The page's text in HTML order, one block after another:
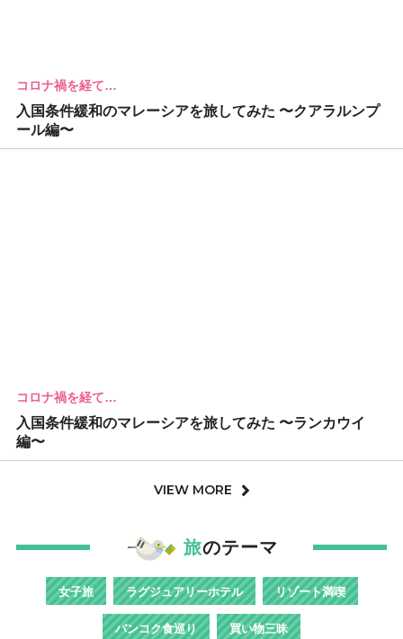
コロナ禍を経て…
入国条件緩和のマレーシアを旅してみた 〜クアラルンプ
ール編〜
コロナ禍を経て…
入国条件緩和のマレーシアを旅してみた 〜ランカウイ
編〜
VIEW MORE
旅のテーマ
女子旅 ラグジュアリーホテル リゾート満喫
バンコク食巡り 買い物三昧